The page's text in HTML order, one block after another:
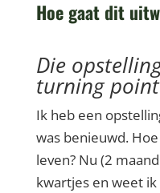
Hoe gaat dit
Die
turning
Ik heb een
was benieuwd.
leven? Nu (2
kwartjes en weet